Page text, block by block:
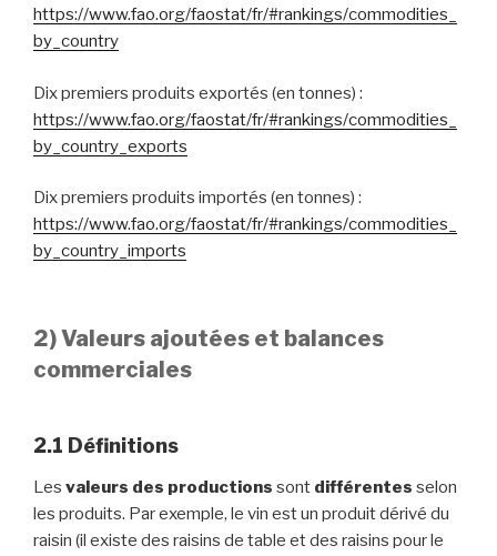
https://www.fao.org/faostat/fr/#rankings/commodities_
by_country
Dix premiers produits exportés (en tonnes) :
https://www.fao.org/faostat/fr/#rankings/commodities_
by_country_exports
Dix premiers produits importés (en tonnes) :
https://www.fao.org/faostat/fr/#rankings/commodities_
by_country_imports
2) Valeurs ajoutées et balances
commerciales
2.1 Définitions
Les valeurs des productions sont différentes selon
les produits. Par exemple, le vin est un produit dérivé du
raisin (il existe des raisins de table et des raisins pour le